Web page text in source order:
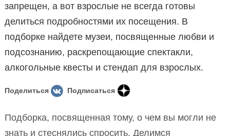
запрещен, а вот взрослые не всегда готовы
делиться подробностями их посещения. В
подборке найдете музеи, посвященные любви и
подсознанию, раскрепощающие спектакли,
алкогольные квесты и стендап для взрослых.
Поделиться Подписаться
Подборка, посвященная тому, о чем вы могли не
знать и стеснялись спросить. Делимся